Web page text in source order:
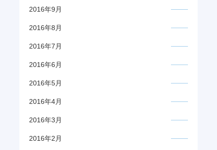
2016年9月
2016年8月
2016年7月
2016年6月
2016年5月
2016年4月
2016年3月
2016年2月